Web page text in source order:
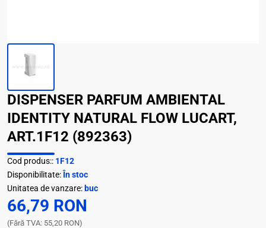
DISPENSER PARFUM AMBIENTAL
IDENTITY NATURAL FLOW LUCART,
ART.1F12 (892363)
Cod produs:: 1F12
Disponibilitate: În stoc
Unitatea de vanzare: buc
66,79 RON
(Fără TVA: 55,20 RON)